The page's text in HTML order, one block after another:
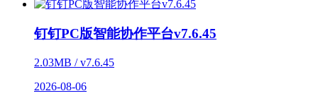
钉钉PC版智能协作平台v7.6.45
2.03MB / v7.6.45
2026-08-06